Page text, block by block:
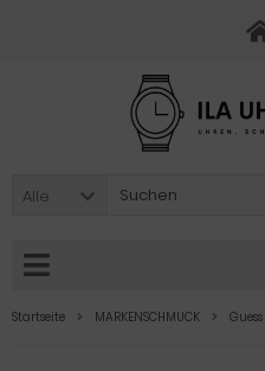
Alle
Startseite MARKENSCHMUCK Guess